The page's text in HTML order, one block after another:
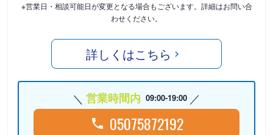
※営業日・相談可能日が変更となる場合もございます。詳細はお問い合
わせください。
詳しくはこちら
営業時間内 09:00-19:00
05075872192